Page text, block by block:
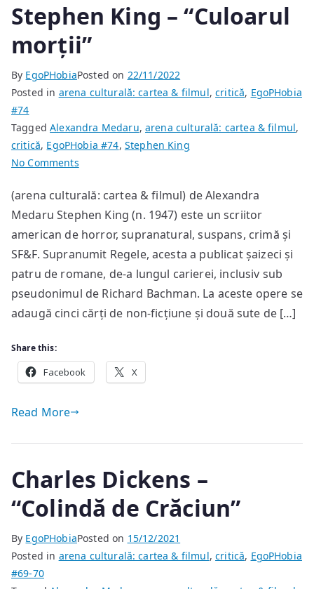
Stephen King – “Culoarul
morții”
By EgoPHobiaPosted on 22/11/2022
Posted in arena culturală: cartea & filmul,critică, EgoPHobia
#74
TaggedAlexandra Medaru,arena culturală: cartea & filmul,
critică, EgoPHobia #74, Stephen King
No Commentson
King
–
“Culoarul
morții”
(arena culturală: cartea & filmul) de Alexandra
Medaru Stephen King (n. 1947) este un scriitor
american de horror, supranatural, suspans, crimă și
SF&F. Supranumit Regele, acesta a publicat șaizeci și
patru de romane, de-a lungul carierei, inclusiv sub
pseudonimul de Richard Bachman. La aceste opere se
adaugă cinci cărți de non-ficțiune și două sute de […]
Share this:
Facebook X
Read More
Charles Dickens –
“Colindă de Crăciun”
By EgoPHobiaPosted on 15/12/2021
Posted in arena culturală: cartea & filmul,critică, EgoPHobia
#69-70